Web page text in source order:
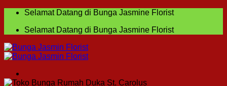
Skip
content
Selamat Datang di Bunga Jasmine Florist
Selamat Datang di Bunga Jasmine Florist